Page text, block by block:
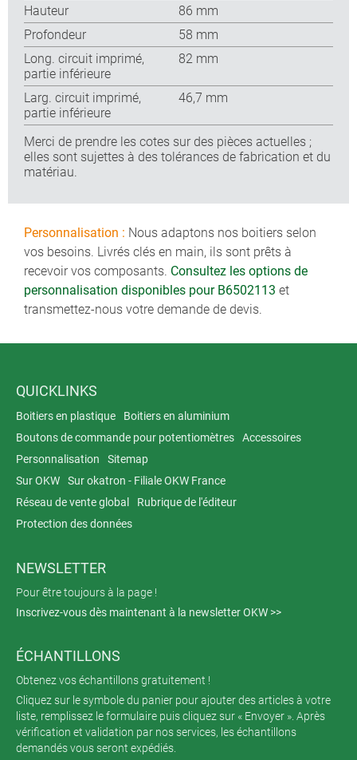
Hauteur
86 mm
Profondeur
58 mm
Long. circuit imprimé,
partie inférieure
82 mm
Larg. circuit imprimé,
partie inférieure
46,7 mm
Merci de prendre les cotes sur des pièces actuelles ;
elles sont sujettes à des tolérances de fabrication et du
matériau.
Personnalisation : Nous adaptons nos boitiers selon
vos besoins. Livrés clés en main, ils sont prêts à
recevoir vos composants. Consultez les options de
personnalisation disponibles pour B6502113 et
transmettez-nous votre demande de devis.
QUICKLINKS
Boitiers en plastique
Boitiers en aluminium
Boutons de commande pour potentiomètres
Accessoires
Personnalisation
Sitemap
Sur OKW
Sur okatron - Filiale OKW France
Réseau de vente global
Rubrique de l'éditeur
Protection des données
NEWSLETTER
Pour être toujours à la page !
Inscrivez-vous dès maintenant à la newsletter OKW >>
ÉCHANTILLONS
Obtenez vos échantillons gratuitement !
Cliquez sur le symbole du panier pour ajouter des articles à votre
liste, remplissez le formulaire puis cliquez sur « Envoyer ». Après
vérification et validation par nos services, les échantillons
demandés vous seront expédiés.